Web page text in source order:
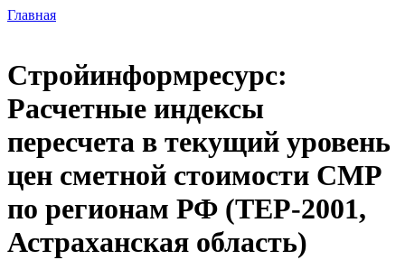
Главная
Стройинформресурс:
Расчетные индексы
пересчета в текущий уровень
цен сметной стоимости СМР
по регионам РФ (ТЕР-2001,
Астраханская область)